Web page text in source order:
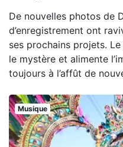
De nouvelles photos de
d’enregistrement ont
ses prochains projets.
le mystère et alimente
toujours à l’affût de
Musique